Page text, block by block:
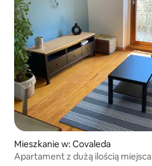
Mieszkanie w: Covaleda
Apartament z dużą ilością miejsca